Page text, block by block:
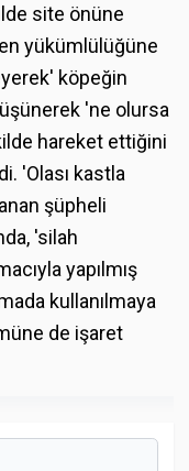
site önüne
yükümlülüğüne
köpeğin
'ne olursa
hareket ettiğini
'Olası kastla
şüpheli
'silah
yapılmış
kullanılmaya
de işaret